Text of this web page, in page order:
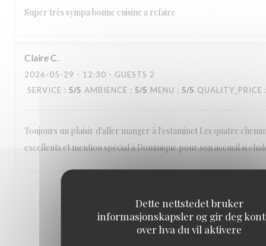
Dette nettstedet bruker
informasjonskapsler og gir deg
over hva du vil aktivere
Super très sympa bonne cuisine a refaire
ClaireC
2026-05-29 - 12:30 - GUESTS 2
SERVICE : 5/5 AMBIENCE : 5/5 MENU : 5/5 QUALITY_PRICE
Toujours un plaisir d'aller manger à l'estaminet Les quatre
excellents et mention spécial à Dominique pour son accueil si